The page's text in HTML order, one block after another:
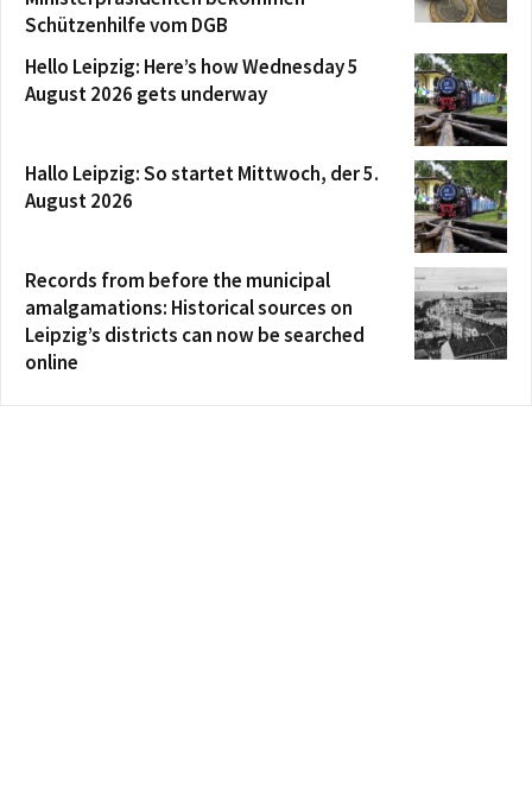
Schützenhilfe vom DGB
Hello Leipzig: Here’s how Wednesday 5
August 2026 gets underway
Hallo Leipzig: So startet Mittwoch, der 5.
August 2026
Records from before the municipal
amalgamations: Historical sources on
Leipzig’s districts can now be searched
online